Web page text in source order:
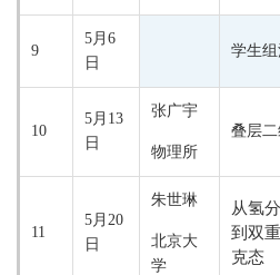
9
5月6
日
学生
10
5月13
日
张广宇
物理所
叠层
11
5月20
日
朱世琳
北京大
学
从氢
到双
克态